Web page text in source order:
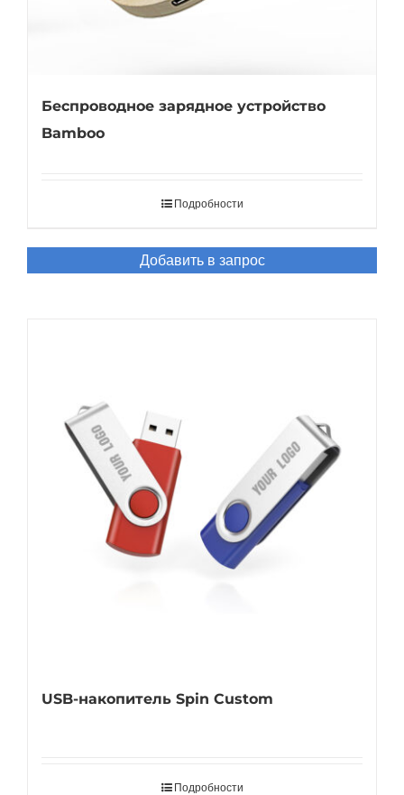
Беспроводное зарядное устройство
Bamboo
Подробности
Добавить в запрос
USB-накопитель Spin Custom
Подробности